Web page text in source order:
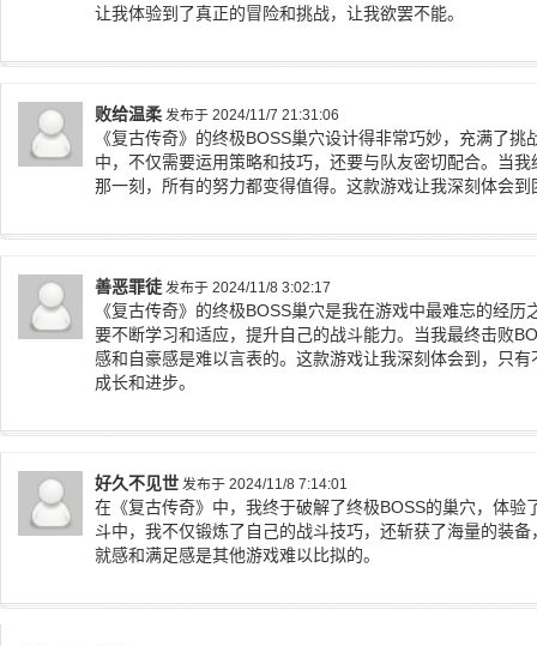
让我体验到了真正的冒险和挑战，让我欲罢不能。
败给温柔 发布于 2024/11/7 21:31:06
《复古传奇》的终极BOSS巢穴设计得非常巧妙，充满了
中，不仅需要运用策略和技巧，还要与队友密切配合。当
那一刻，所有的努力都变得值得。这款游戏让我深刻体会
善恶罪徒 发布于 2024/11/8 3:02:17
《复古传奇》的终极BOSS巢穴是我在游戏中最难忘的经
要不断学习和适应，提升自己的战斗能力。当我最终击败
感和自豪感是难以言表的。这款游戏让我深刻体会到，只
成长和进步。
好久不见世 发布于 2024/11/8 7:14:01
在《复古传奇》中，我终于破解了终极BOSS的巢穴，体验
斗中，我不仅锻炼了自己的战斗技巧，还斩获了海量的装
就感和满足感是其他游戏难以比拟的。